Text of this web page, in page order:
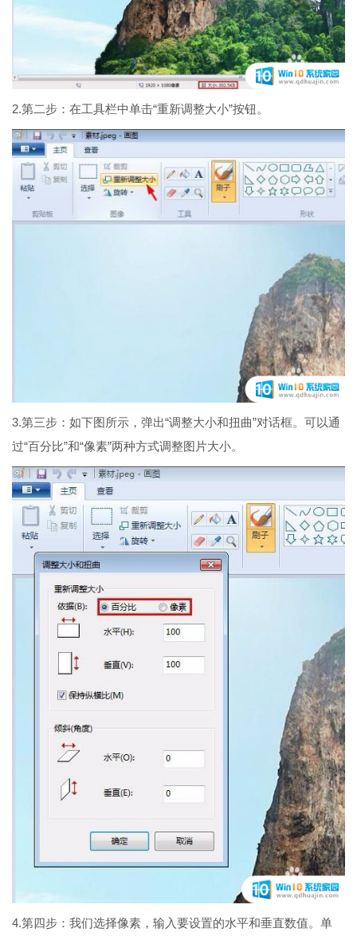
2.第二步：在工具栏中单击“重新调整大小”按钮。
3.第三步：如下图所示，弹出“调整大小和扭曲”对话框。可以通
过“百分比”和“像素”两种方式调整图片大小。
4.第四步：我们选择像素，输入要设置的水平和垂直数值。单